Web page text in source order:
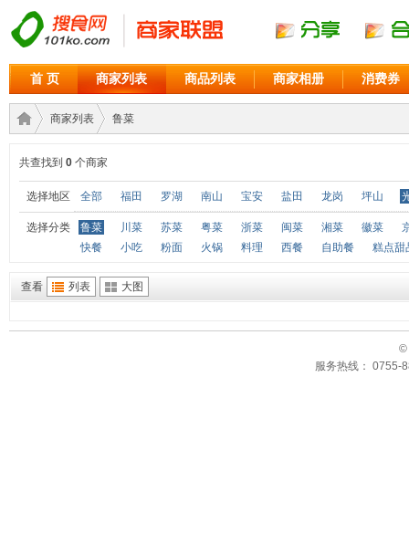
首 页 商家列表 商品列表 商家相册 消费券
商家›
商家列表
›
鲁菜
共查找到 0 个商家
选择地区 全部 福田 罗湖 南山 宝安 盐田 龙岗 坪山
选择分类 鲁菜 川菜 苏菜 粤菜 浙菜 闽菜 湘菜 徽菜
快餐
小吃 粉面 火锅 料理 西餐 自助餐 糕点甜
查看 列表 大图
©
服务热线： 0755-